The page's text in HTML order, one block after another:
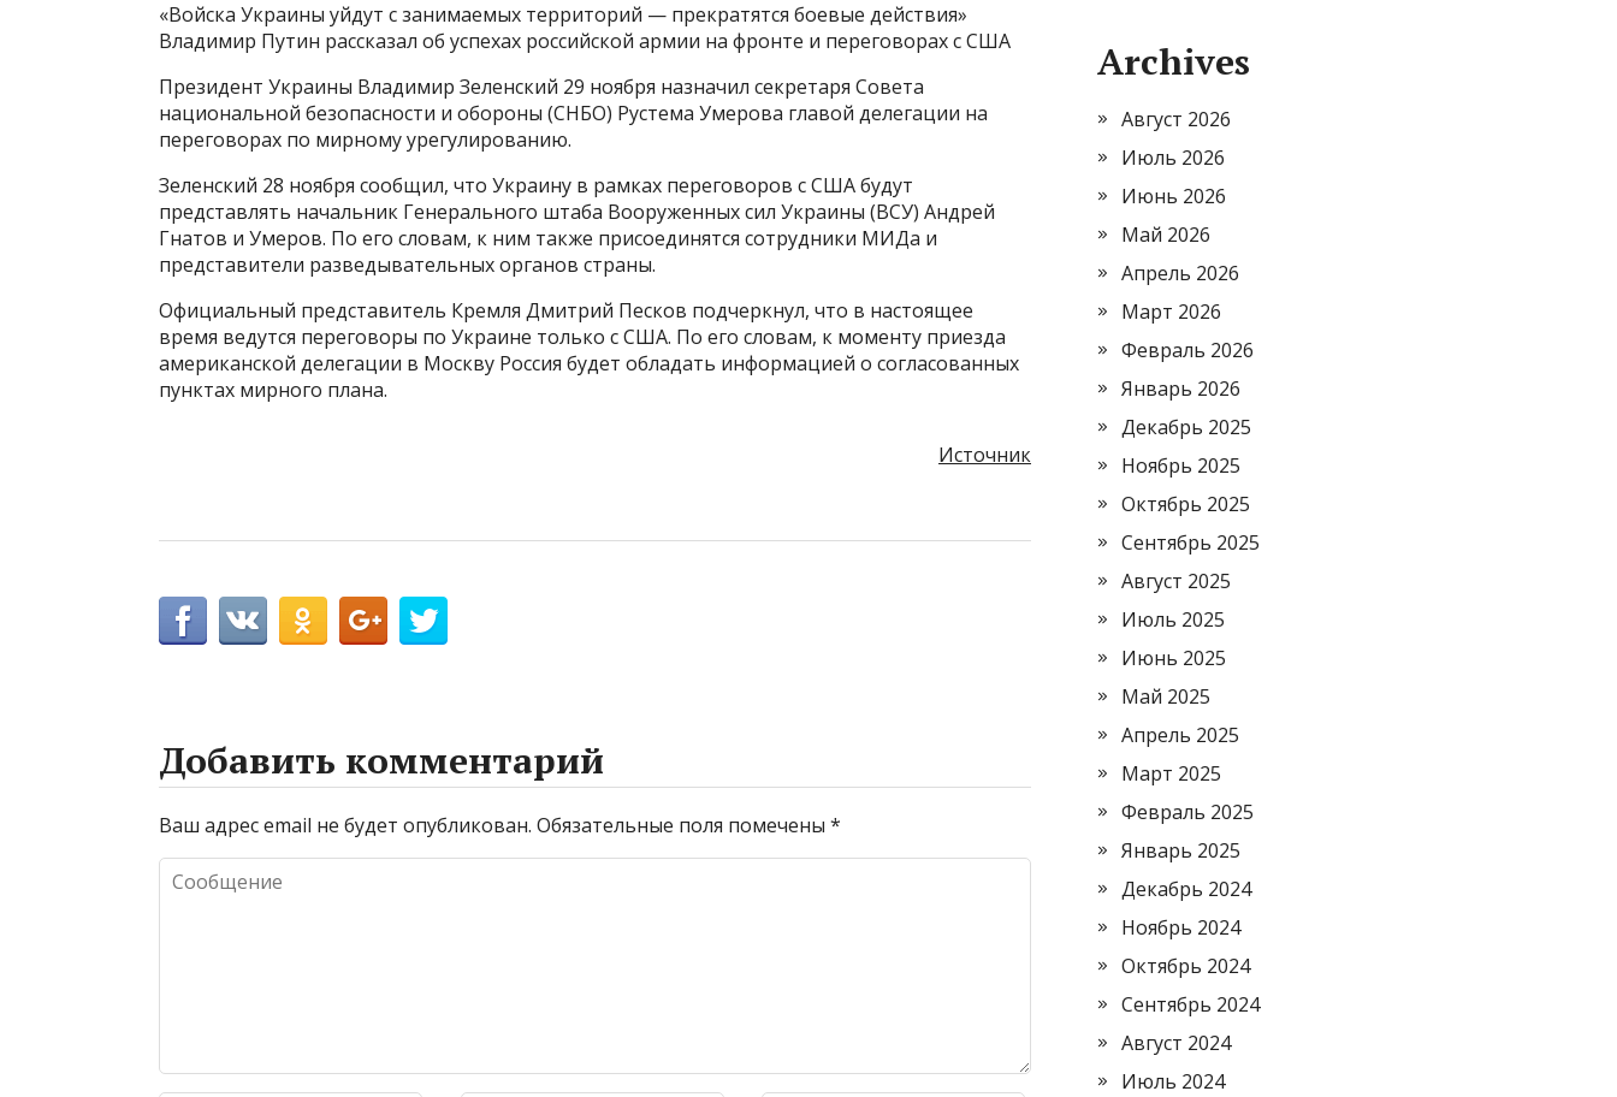
«Войска Украины уйдут с занимаемых территорий — прекратятся боевые действия»
Владимир Путин рассказал об успехах российской армии на фронте и переговорах с США
Президент Украины Владимир Зеленский 29 ноября назначил секретаря Совета
национальной безопасности и обороны (СНБО) Рустема Умерова главой делегации на
переговорах по мирному урегулированию.
Зеленский 28 ноября сообщил, что Украину в рамках переговоров с США будут
представлять начальник Генерального штаба Вооруженных сил Украины (ВСУ) Андрей
Гнатов и Умеров. По его словам, к ним также присоединятся сотрудники МИДа и
представители разведывательных органов страны.
Официальный представитель Кремля Дмитрий Песков подчеркнул, что в настоящее
время ведутся переговоры по Украине только с США. По его словам, к моменту приезда
американской делегации в Москву Россия будет обладать информацией о согласованных
пунктах мирного плана.
Источник
Добавить комментарий
Ваш адрес email не будет опубликован. Обязательные поля помечены *
Archives
Август 2026
Июль 2026
Июнь 2026
Май 2026
Апрель 2026
Март 2026
Февраль 2026
Январь 2026
Декабрь 2025
Ноябрь 2025
Октябрь 2025
Сентябрь 2025
Август 2025
Июль 2025
Июнь 2025
Май 2025
Апрель 2025
Март 2025
Февраль 2025
Январь 2025
Декабрь 2024
Ноябрь 2024
Октябрь 2024
Сентябрь 2024
Август 2024
Июль 2024